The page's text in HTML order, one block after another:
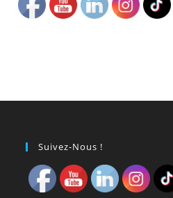
Suivez-Nous !